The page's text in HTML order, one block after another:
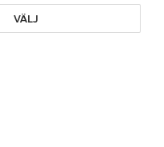
VÄLJ